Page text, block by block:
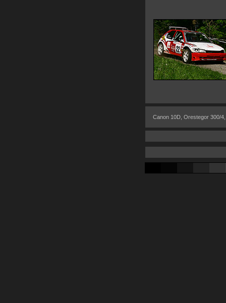
Canon 10D, Orestegor 300/